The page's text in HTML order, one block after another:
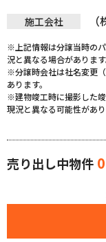
施工会社
※上記情報は分譲当時の
況と異なる場合があります
※分譲時会社は社名変更
あります。
※建物竣工時に撮影した竣
現況と異なる可能性があり
売り出し中物件 0